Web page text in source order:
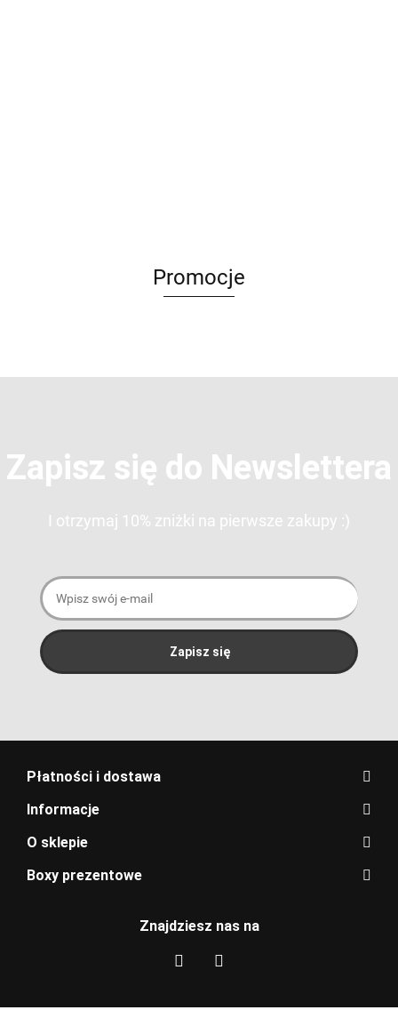
Promocje
Zapisz się do Newslettera
I otrzymaj 10% zniżki na pierwsze zakupy :)
Płatności i dostawa
Informacje
O sklepie
Boxy prezentowe
Znajdziesz nas na